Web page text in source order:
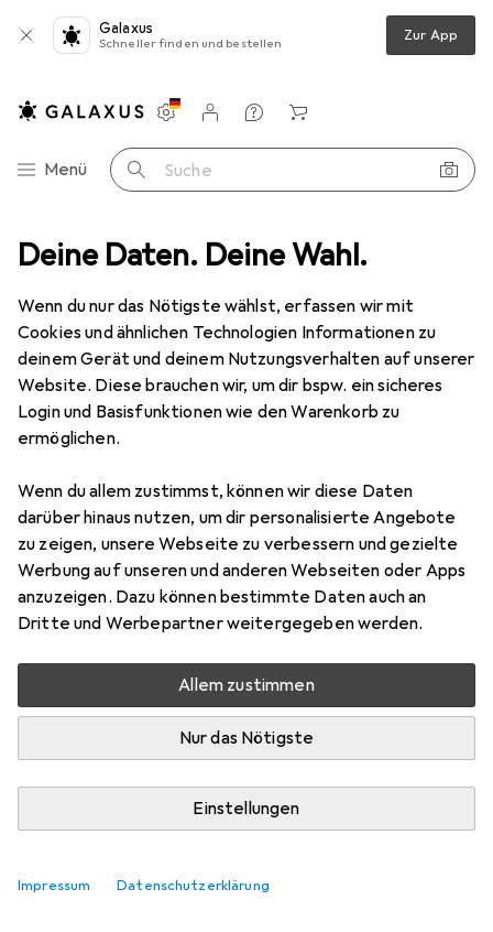
Deine Daten. Deine Wahl.
Wenn du nur das Nötigste wählst, erfassen wir mit
Cookies und ähnlichen Technologien Informationen zu
deinem Gerät und deinem Nutzungsverhalten auf unserer
Website. Diese brauchen wir, um dir bspw. ein sicheres
Login und Basisfunktionen wie den Warenkorb zu
ermöglichen.
Wenn du allem zustimmst, können wir diese Daten
darüber hinaus nutzen, um dir personalisierte Angebote
zu zeigen, unsere Webseite zu verbessern und gezielte
Werbung auf unseren und anderen Webseiten oder Apps
anzuzeigen. Dazu können bestimmte Daten auch an
Dritte und Werbepartner weitergegeben werden.
Allem zustimmen
Nur das Nötigste
Einstellungen
Impressum Datenschutzerklärung
Galaxus
Schneller finden und bestellen Zur App
Navigation nach Kategorien
Menü Suche
Einstellungen
Kundenkonto
Vergleichslisten
Merklisten
Warenkorb
Geschirr + Besteck Besteckkasten Agoform Classico
2 Bilder
AgoformClassico
EUR
22,90
28
Bewertungen Marke
Mehr von Agoform
Mehr als 10 Stück an Lager beim Lieferanten
Lieferort angeben für genaue Lieferzeit
In den Warenkorb
Kostenloser Versand ab 30,– i